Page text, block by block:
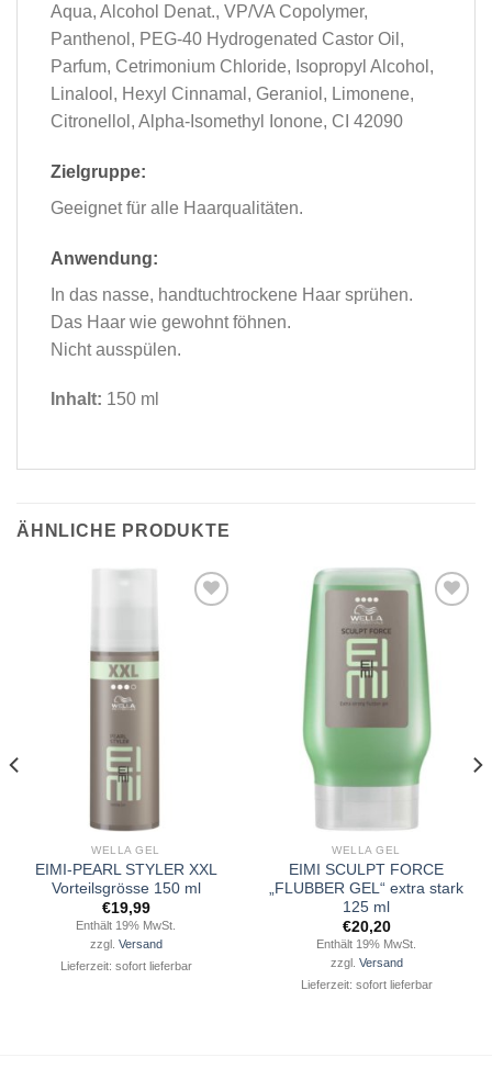
Aqua, Alcohol Denat., VP/VA Copolymer,
Panthenol, PEG-40 Hydrogenated Castor Oil,
Parfum, Cetrimonium Chloride, Isopropyl Alcohol,
Linalool, Hexyl Cinnamal, Geraniol, Limonene,
Citronellol, Alpha-Isomethyl Ionone, CI 42090
Zielgruppe:
Geeignet für alle Haarqualitäten.
Anwendung:
In das nasse, handtuchtrockene Haar sprühen.
Das Haar wie gewohnt föhnen.
Nicht ausspülen.
Inhalt: 150 ml
ÄHNLICHE PRODUKTE
Wunschliste
hinzufügen
WELLA GEL
EIMI-PEARL STYLER XXL
Vorteilsgrösse 150 ml
€19,99
Enthält 19% MwSt.
zzgl. Versand
Lieferzeit: sofort lieferbar
Wunschliste
hinzufügen
WELLA GEL
EIMI SCULPT FORCE
„FLUBBER GEL“ extra stark
125 ml
€20,20
Enthält 19% MwSt.
zzgl. Versand
Lieferzeit: sofort lieferbar